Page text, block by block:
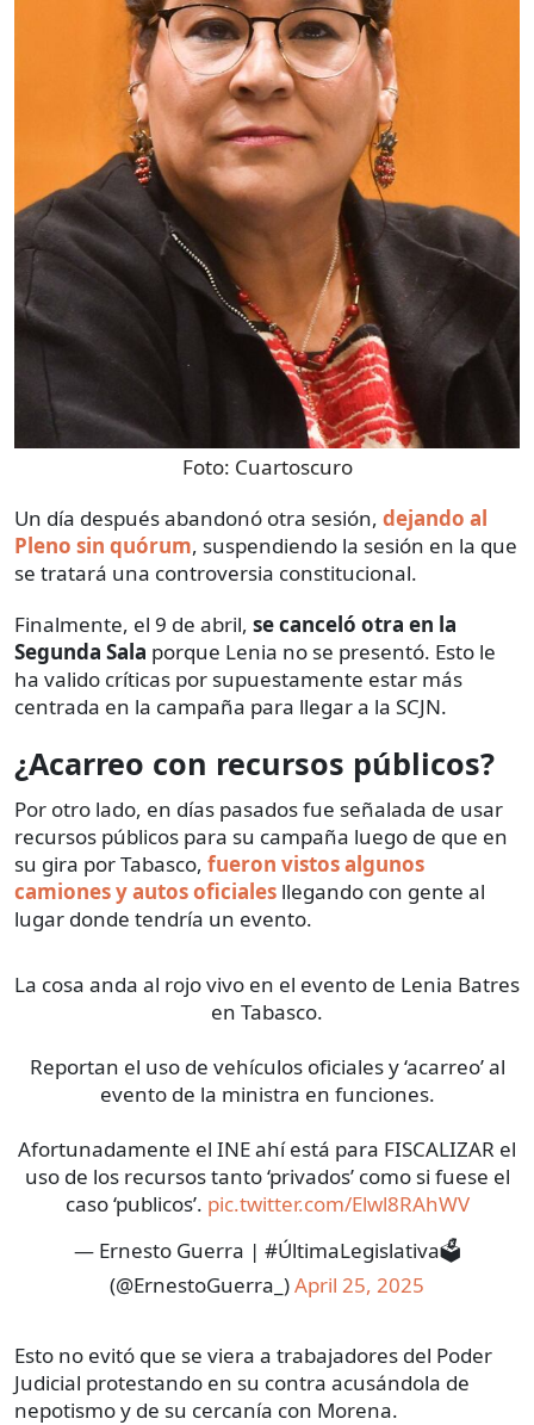
Foto: Cuartoscuro
Un día después abandonó otra sesión, dejando al
Pleno sin quórum, suspendiendo la sesión en la que
se tratará una controversia constitucional.
Finalmente, el 9 de abril, se canceló otra en la
Segunda Sala porque Lenia no se presentó. Esto le
ha valido críticas por supuestamente estar más
centrada en la campaña para llegar a la SCJN.
¿Acarreo con recursos públicos?
Por otro lado, en días pasados fue señalada de usar
recursos públicos para su campaña luego de que en
su gira por Tabasco, fueron vistos algunos
camiones y autos oficiales llegando con gente al
lugar donde tendría un evento.
La cosa anda al rojo vivo en el evento de Lenia Batres
en Tabasco.
Reportan el uso de vehículos oficiales y ‘acarreo’ al
evento de la ministra en funciones.
Afortunadamente el INE ahí está para FISCALIZAR el
uso de los recursos tanto ‘privados’ como si fuese el
caso ‘publicos’. pic.twitter.com/Elwl8RAhWV
— Ernesto Guerra | #ÚltimaLegislativa🗳️
(@ErnestoGuerra_)April 25, 2025
Esto no evitó que se viera a trabajadores del Poder
Judicial protestando en su contra acusándola de
nepotismo y de su cercanía con Morena.